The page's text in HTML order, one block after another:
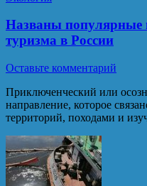
Названы популярные
туризма в России
Оставьте комментарий
Приключенческий или
направление, которое
территорий, походами и